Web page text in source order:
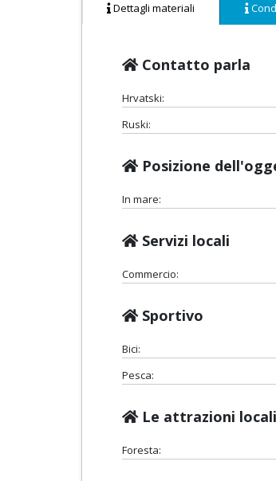
Dettagli materiali
Contatto parla
Hrvatski:
Ruski:
Posizione
In mare:
Servizi locali
Commercio:
Sportivo
Bici:
Pesca:
Le attrazioni locali
Foresta: